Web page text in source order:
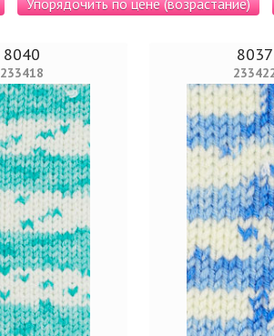
8040
233418
8037